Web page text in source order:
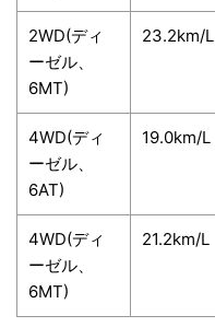
2WD(ディ
ーゼル、
6MT)
23.2km/L
4WD(ディ
ーゼル、
6AT)
19.0km/L
4WD(ディ
ーゼル、
6MT)
21.2km/L